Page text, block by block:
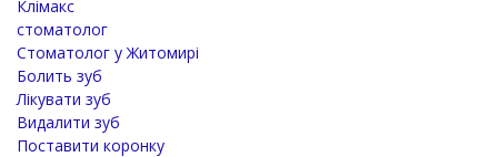
Клімакс
стоматолог
Стоматолог у Житомирі
Болить зуб
Лікувати зуб
Видалити зуб
Поставити коронку